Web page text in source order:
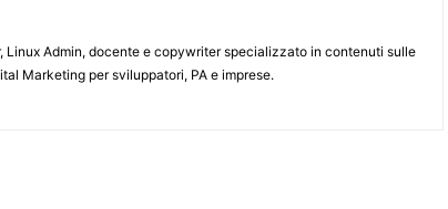
Linux Admin, docente e copywriter specializzato in contenuti sulle
Marketing per sviluppatori, PA e imprese.